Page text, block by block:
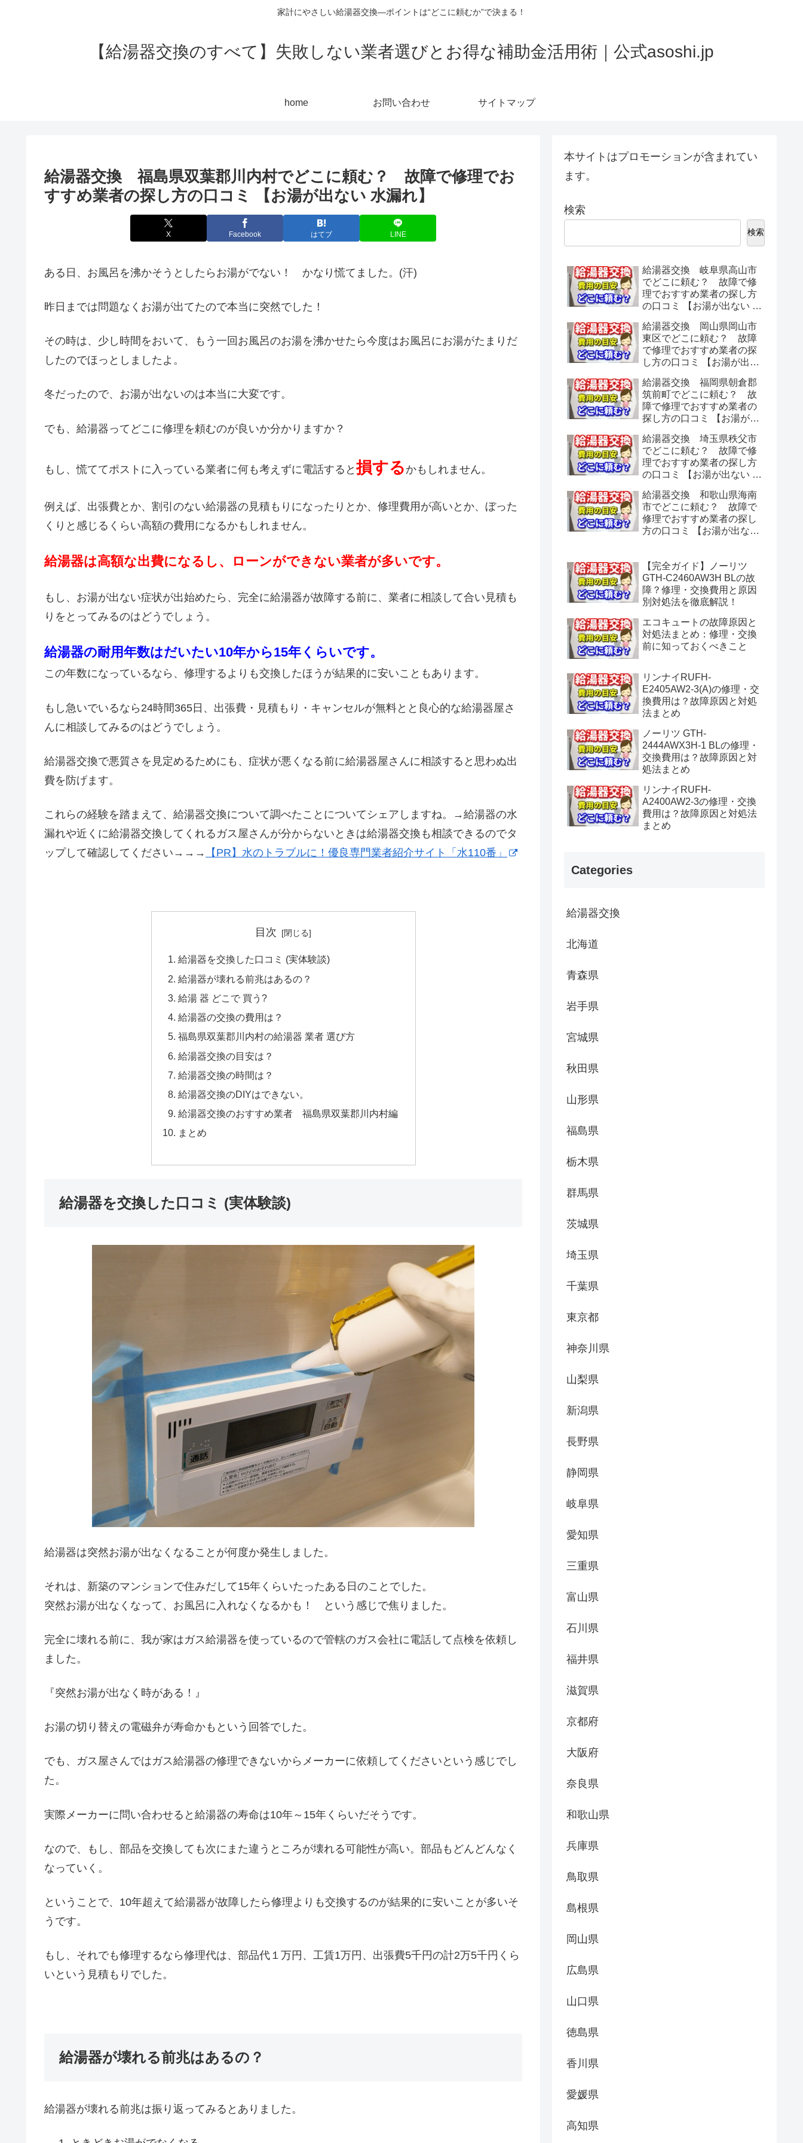
家計にやさしい給湯器交換—ポイントは“どこに頼むか”で決まる！
【給湯器交換のすべて】失敗しない業者選びとお得な補助金活用術｜公式asoshi.jp
home お問い合わせ サイトマップ
給湯器交換 福島県双葉郡川内村でどこに頼む？ 故障で修理でお
すすめ業者の探し方の口コミ 【お湯が出ない 水漏れ】
X Facebook はてブ LINE
ある日、お風呂を沸かそうとしたらお湯がでない！ かなり慌てました。(汗)
昨日までは問題なくお湯が出てたので本当に突然でした！
その時は、少し時間をおいて、もう一回お風呂のお湯を沸かせたら今度はお風呂にお湯がたまりだ
したのでほっとしましたよ。
冬だったので、お湯が出ないのは本当に大変です。
でも、給湯器ってどこに修理を頼むのが良いか分かりますか？
もし、慌ててポストに入っている業者に何も考えずに電話すると損する かもしれません。
例えば、出張費とか、割引のない給湯器の見積もりになったりとか、修理費用が高いとか、ぼった
くりと感じるくらい高額の費用になるかもしれません。
給湯器は高額な出費になるし、ローンができない業者が多いです。
もし、お湯が出ない症状が出始めたら、完全に給湯器が故障する前に、業者に相談して合い見積も
りをとってみるのはどうでしょう。
給湯器の耐用年数はだいたい10年から15年くらいです。
この年数になっているなら、修理するよりも交換したほうが結果的に安いこともあります。
もし急いでいるなら24時間365日、出張費・見積もり・キャンセルが無料とと良心的な給湯器屋さ
んに相談してみるのはどうでしょう。
給湯器交換で悪質さを見定めるためにも、症状が悪くなる前に給湯器屋さんに相談すると思わぬ出
費を防げます。
これらの経験を踏まえて、給湯器交換について調べたことについてシェアしますね。→給湯器の水
漏れや近くに給湯器交換してくれるガス屋さんが分からないときは給湯器交換も相談できるのでタ
ップして確認してください→→→
【PR】水のトラブルに！優良専門業者紹介サイト「水110番」
目次
給湯器を交換した口コミ (実体験談)
給湯器が壊れる前兆はあるの？
給湯 器 どこで 買う?
給湯器の交換の費用は？
福島県双葉郡川内村の給湯器 業者 選び方
給湯器交換の目安は？
給湯器交換の時間は？
給湯器交換のDIYはできない。
給湯器交換のおすすめ業者 福島県双葉郡川内村編
まとめ
給湯器を交換した口コミ (実体験談)
給湯器は突然お湯が出なくなることが何度か発生しました。
それは、新築のマンションで住みだして15年くらいたったある日のことでした。
突然お湯が出なくなって、お風呂に入れなくなるかも！ という感じで焦りました。
完全に壊れる前に、我が家はガス給湯器を使っているので管轄のガス会社に電話して点検を依頼し
ました。
『突然お湯が出なく時がある！』
お湯の切り替えの電磁弁が寿命かもという回答でした。
でも、ガス屋さんではガス給湯器の修理できないからメーカーに依頼してくださいという感じでし
た。
実際メーカーに問い合わせると給湯器の寿命は10年～15年くらいだそうです。
なので、もし、部品を交換しても次にまた違うところが壊れる可能性が高い。部品もどんどんなく
なっていく。
ということで、10年超えて給湯器が故障したら修理よりも交換するのが結果的に安いことが多いそ
うです。
もし、それでも修理するなら修理代は、部品代１万円、工賃1万円、出張費5千円の計2万5千円くら
いという見積もりでした。
給湯器が壊れる前兆はあるの？
給湯器が壊れる前兆は振り返ってみるとありました。
本サイトはプロモーションが含まれてい
ます。
検索
検索
給湯器交換 岐阜県高山市
でどこに頼む？ 故障で修
理でおすすめ業者の探し方
の口コミ 【お湯が出ない 水
給湯器交換 岡山県岡山市
東区でどこに頼む？ 故障
で修理でおすすめ業者の探
し方の口コミ 【お湯が出な
給湯器交換 福岡県朝倉郡
筑前町でどこに頼む？ 故
障で修理でおすすめ業者の
探し方の口コミ 【お湯が出
給湯器交換 埼玉県秩父市
でどこに頼む？ 故障で修
理でおすすめ業者の探し方
の口コミ 【お湯が出ない 水
給湯器交換 和歌山県海南
市でどこに頼む？ 故障で
修理でおすすめ業者の探し
方の口コミ 【お湯が出ない
【完全ガイド】ノーリツ
GTH-C2460AW3H BLの故
障？修理・交換費用と原因
別対処法を徹底解説！
エコキュートの故障原因と
対処法まとめ：修理・交換
前に知っておくべきこと
リンナイRUFH-
E2405AW2-3(A)の修理・交
換費用は？故障原因と対処
法まとめ
ノーリツ GTH-
2444AWX3H-1 BLの修理・
交換費用は？故障原因と対
処法まとめ
リンナイRUFH-
A2400AW2-3の修理・交換
費用は？故障原因と対処法
まとめ
Categories
給湯器交換
北海道
青森県
岩手県
宮城県
秋田県
山形県
福島県
栃木県
群馬県
茨城県
埼玉県
千葉県
東京都
神奈川県
山梨県
新潟県
長野県
静岡県
岐阜県
愛知県
三重県
富山県
石川県
福井県
滋賀県
京都府
大阪府
奈良県
和歌山県
兵庫県
鳥取県
島根県
岡山県
広島県
山口県
徳島県
香川県
愛媛県
高知県